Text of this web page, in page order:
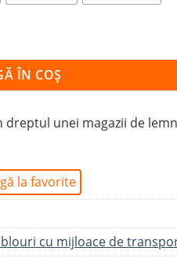
ÎN COȘ
unei magazii de
la favorite
cu mijloace de